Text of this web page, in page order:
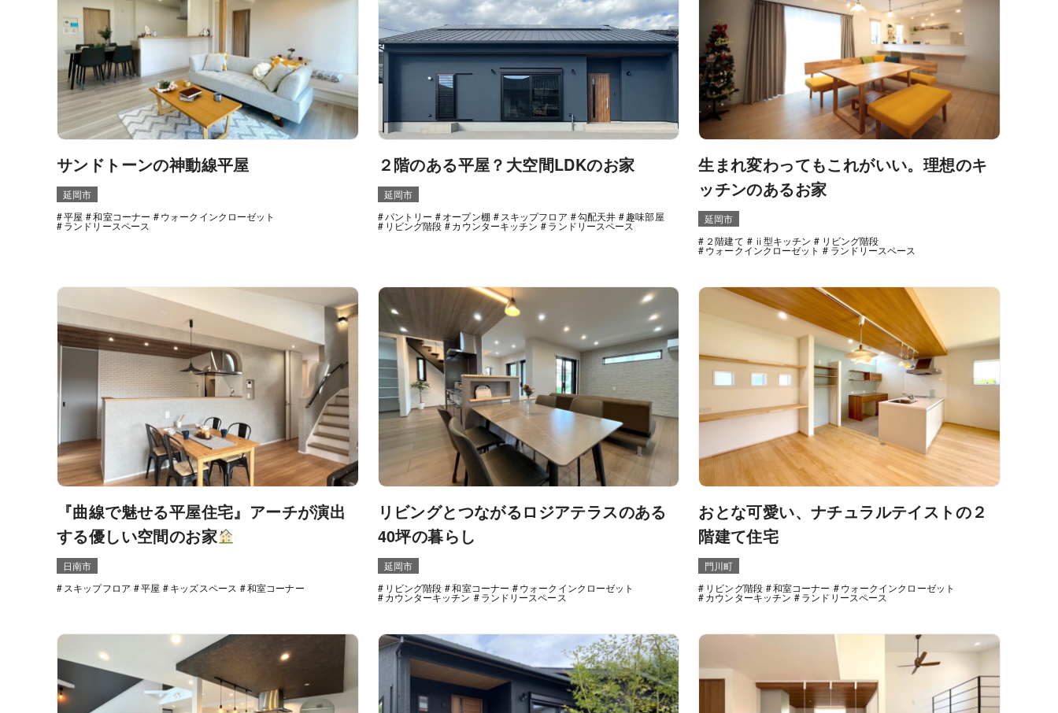
サンドトーンの神動線平屋
延岡市
平屋
和室コーナー ウォークインクローゼット
ランドリースペース
２階のある平屋？大空間LDKのお家
延岡市
パントリー
オープン棚 スキップフロア 勾配天井 趣味部屋
リビング階段 カウンターキッチン ランドリースペース
生まれ変わってもこれがいい。理想のキ
ッチンのあるお家
延岡市
２階建て
ⅱ型キッチン リビング階段
ウォークインクローゼット ランドリースペース
『曲線で魅せる平屋住宅』アーチが演出
する優しい空間のお家
日南市
スキップフロア
平屋 キッズスペース 和室コーナー
リビングとつながるロジアテラスのある
40坪の暮らし
延岡市
リビング階段
和室コーナー ウォークインクローゼット
カウンターキッチン ランドリースペース
おとな可愛い、ナチュラルテイストの２
階建て住宅
門川町
リビング階段
和室コーナー ウォークインクローゼット
カウンターキッチン ランドリースペース